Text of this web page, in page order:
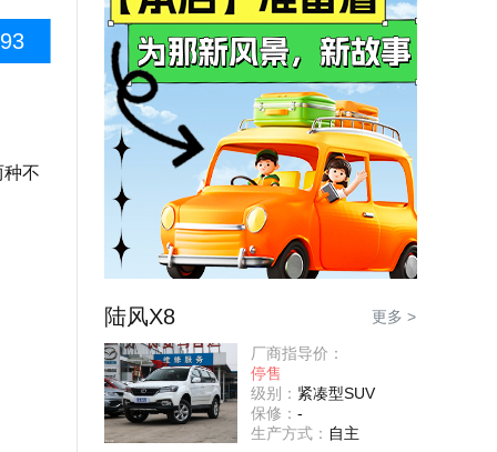
不
陆风X8 更多 >
厂商指导价：
停售
级别： 紧凑型SUV
保修： -
生产方式： 自主